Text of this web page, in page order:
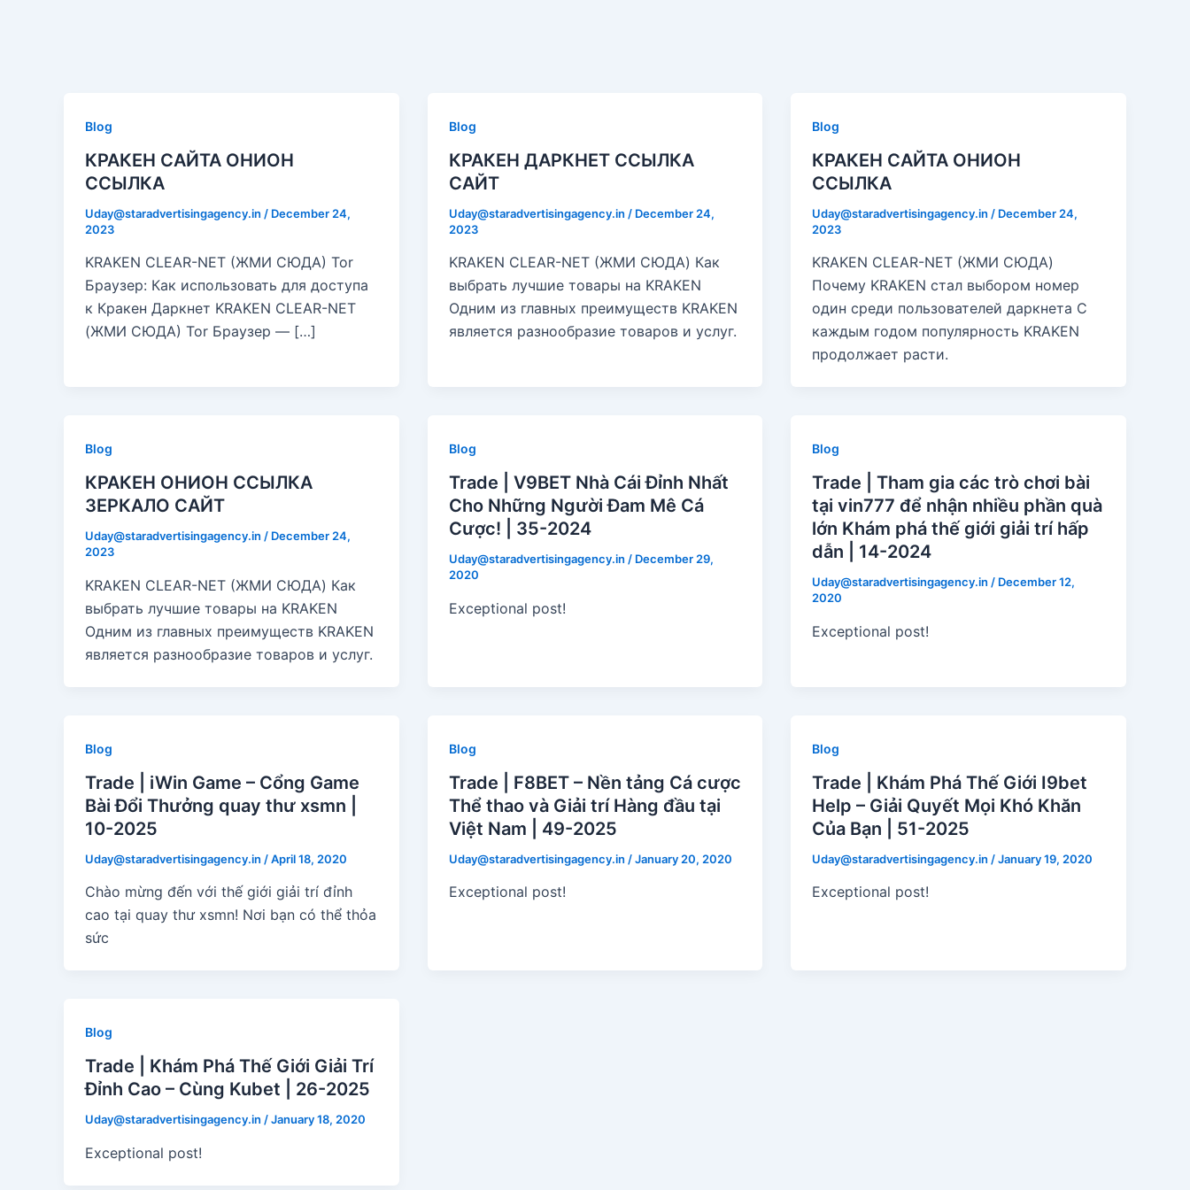
Blog
КРАКЕН САЙТА ОНИОН
ССЫЛКА
Uday@staradvertisingagency.in / December 24,
2023
KRAKEN CLEAR-NET (ЖМИ СЮДА) Tor
Браузер: Как использовать для доступа
к Кракен Даркнет KRAKEN CLEAR-NET
(ЖМИ СЮДА) Tor Браузер — […]
Blog
КРАКЕН ДАРКНЕТ ССЫЛКА
САЙТ
Uday@staradvertisingagency.in / December 24,
2023
KRAKEN CLEAR-NET (ЖМИ СЮДА) Как
выбрать лучшие товары на KRAKEN
Одним из главных преимуществ KRAKEN
является разнообразие товаров и услуг.
Blog
КРАКЕН САЙТА ОНИОН
ССЫЛКА
Uday@staradvertisingagency.in / December 24,
2023
KRAKEN CLEAR-NET (ЖМИ СЮДА)
Почему KRAKEN стал выбором номер
один среди пользователей даркнета С
каждым годом популярность KRAKEN
продолжает расти.
Blog
КРАКЕН ОНИОН ССЫЛКА
ЗЕРКАЛО САЙТ
Uday@staradvertisingagency.in / December 24,
2023
KRAKEN CLEAR-NET (ЖМИ СЮДА) Как
выбрать лучшие товары на KRAKEN
Одним из главных преимуществ KRAKEN
является разнообразие товаров и услуг.
Blog
Trade | V9BET Nhà Cái Đỉnh Nhất
Cho Những Người Đam Mê Cá
Cược! | 35-2024
Uday@staradvertisingagency.in / December 29,
2020
Exceptional post!
Blog
Trade | Tham gia các trò chơi bài
tại vin777 để nhận nhiều phần quà
lớn Khám phá thế giới giải trí hấp
dẫn | 14-2024
Uday@staradvertisingagency.in / December 12,
2020
Exceptional post!
Blog
Trade | iWin Game – Cổng Game
Bài Đổi Thưởng quay thư xsmn |
10-2025
Uday@staradvertisingagency.in /April 18, 2020
Chào mừng đến với thế giới giải trí đỉnh
cao tại quay thư xsmn! Nơi bạn có thể thỏa
sức
Blog
Trade | F8BET – Nền tảng Cá cược
Thể thao và Giải trí Hàng đầu tại
Việt Nam | 49-2025
Uday@staradvertisingagency.in /January 20, 2020
Exceptional post!
Blog
Trade | Khám Phá Thế Giới I9bet
Help – Giải Quyết Mọi Khó Khăn
Của Bạn | 51-2025
Uday@staradvertisingagency.in /January 19, 2020
Exceptional post!
Blog
Trade | Khám Phá Thế Giới Giải Trí
Đỉnh Cao – Cùng Kubet | 26-2025
Uday@staradvertisingagency.in /January 18, 2020
Exceptional post!